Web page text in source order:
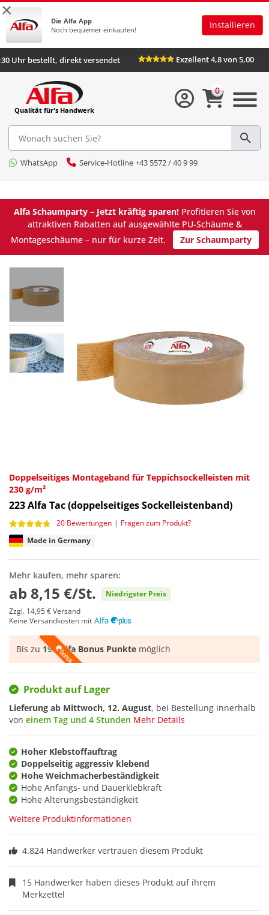
×
Die Alfa App
Noch bequemer einkaufen!
Installieren
Bis 16:30 Uhr bestellt, direkt versendet Exzellent 4,8
Qualität für's Handwerk
WhatsApp Service-Hotline +43 5572 / 40 9 99
0
Alfa Schaumparty – Jetzt kräftig sparen!Profitieren Sie von
attraktiven Rabatten auf ausgewählte PU-Schäume &
Montageschäume – nur für kurze Zeit.
Zur Schaumparty
Doppelseitiges Montageband für Teppichsockelleisten mit
230 g/m²
223Alfa Tac (doppelseitiges Sockelleistenband)
20 Bewertungen | Fragen zum Produkt?
Made in Germany
Mehr kaufen, mehr sparen:
ab 8,15 €/St.
Niedrigster Preis
Zzgl. 14,95 €Versand
Keine Versandkosten mit
Bis zu 195 Alfa Bonus Punkte möglich
Produkt auf Lager
Lieferung ab Mittwoch, 12. August, bei Bestellung innerhalb
von einem Tag und 4 Stunden Mehr Details
Hoher Klebstoffauftrag
Doppelseitig aggressiv klebend
Hohe Weichmacherbeständigkeit
Hohe Anfangs- und Dauerklebkraft
Hohe Alterungsbeständigkeit
Weitere Produktinformationen
4.824 Handwerker vertrauen diesem Produkt
15 Handwerker haben dieses Produkt auf ihrem
Merkzettel